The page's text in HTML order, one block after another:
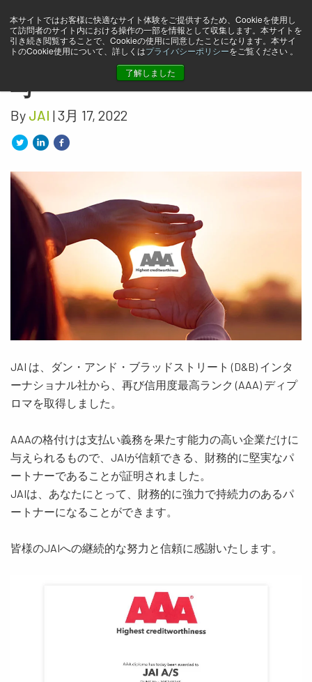
本サイトではお客様に快適なサイト体験をご提供するため、Cookieを使用し
て訪問者のサイト内における操作の一部を情報として収集します。本サイトを
引き続き閲覧することで、Cookieの使用に同意したことになります。本サイ
トのCookie使用について、詳しくはプライバシーポリシーをご覧ください 。
了解しました
JAI、D&B インターナショナ
ルから AAA ディプロマを授
与
By JAI | 3月 17, 2022
JAI は、ダン・アンド・ブラッドストリート (D&B) インタ
ーナショナル社から、再び信用度最高ランク (AAA) ディプ
ロマを取得しました。
AAAの格付けは支払い義務を果たす能力の高い企業だけに
与えられるもので、JAIが信頼できる、財務的に堅実なパ
ートナーであることが証明されました。
JAIは、あなたにとって、財務的に強力で持続力のあるパ
ートナーになることができます。
皆様のJAIへの継続的な努力と信頼に感謝いたします。